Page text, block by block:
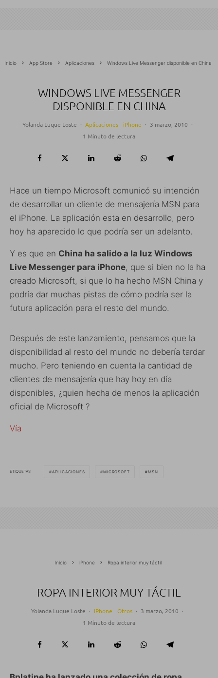
Inicio App Store Aplicaciones Windows Live Messenger disponible en China
WINDOWS LIVE MESSENGER
DISPONIBLE EN CHINA
Yolanda Luque Loste · Aplicaciones iPhone · 3 marzo, 2010 ·
1 Minuto de lectura
Hace un tiempo Microsoft comunicó su intención
de desarrollar un cliente de mensajería MSN para
el iPhone. La aplicación esta en desarrollo, pero
hoy ha aparecido lo que podría ser un adelanto.
Y es que en China ha salido a la luz Windows
Live Messenger para iPhone, que si bien no la ha
creado Microsoft, si que lo ha hecho MSN China y
podría dar muchas pistas de cómo podría ser la
futura aplicación para el resto del mundo.
Después de este lanzamiento, pensamos que la
disponibilidad al resto del mundo no debería tardar
mucho. Pero teniendo en cuenta la cantidad de
clientes de mensajería que hay hoy en día
disponibles, ¿quien hecha de menos la aplicación
oficial de Microsoft ?
Vía
ETIQUETAS APLICACIONES MICROSOFT MSN
Inicio iPhone Ropa interior muy táctil
ROPA INTERIOR MUY TÁCTIL
Yolanda Luque Loste · iPhone Otros · 3 marzo, 2010 ·
1 Minuto de lectura